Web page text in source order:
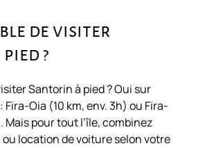
de visiter
?
Santorin à pied ? Oui sur
Oia (10 km, env. 3h) ou Fira-
Mais pour tout l’île, combinez
ou location de voiture selon votre